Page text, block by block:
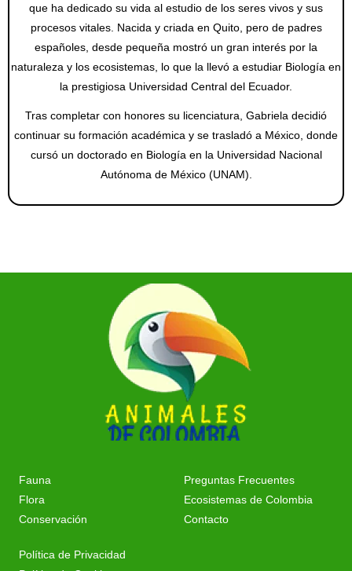
que ha dedicado su vida al estudio de los seres vivos y sus
procesos vitales. Nacida y criada en Quito, pero de padres
españoles, desde pequeña mostró un gran interés por la
naturaleza y los ecosistemas, lo que la llevó a estudiar Biología en
la prestigiosa Universidad Central del Ecuador.
Tras completar con honores su licenciatura, Gabriela decidió
continuar su formación académica y se trasladó a México, donde
cursó un doctorado en Biología en la Universidad Nacional
Autónoma de México (UNAM).
Fauna
Flora
Conservación
Preguntas Frecuentes
Ecosistemas de Colombia
Contacto
Política de Privacidad